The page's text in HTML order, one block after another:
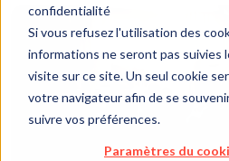
confidentialité
Si vous refusez l'utilisation des
informations ne seront pas suivies
visite sur ce site. Un seul cookie
votre navigateur afin de se
suivre vos préférences.
Paramètres du